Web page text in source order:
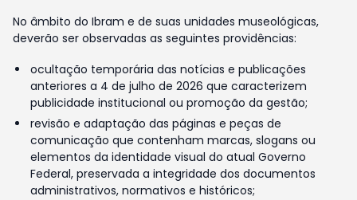
No âmbito do Ibram e de suas unidades museológicas,
deverão ser observadas as seguintes providências:
ocultação temporária das notícias e publicações
anteriores a 4 de julho de 2026 que caracterizem
publicidade institucional ou promoção da gestão;
revisão e adaptação das páginas e peças de
comunicação que contenham marcas, slogans ou
elementos da identidade visual do atual Governo
Federal, preservada a integridade dos documentos
administrativos, normativos e históricos;